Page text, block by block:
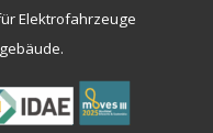
Elektrofahrzeuge